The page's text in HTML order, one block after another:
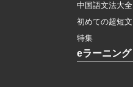
中国語文法大全
初めての超短文
特集
eラーニング